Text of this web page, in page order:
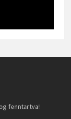
fenntartva!